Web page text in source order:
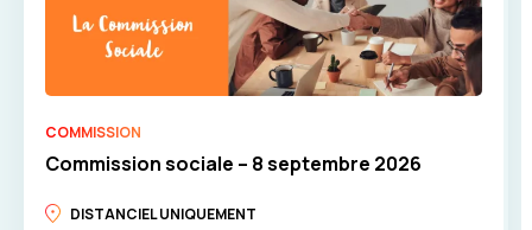
COMMISSION
Commission sociale – 8 septembre 2026
DISTANCIEL UNIQUEMENT